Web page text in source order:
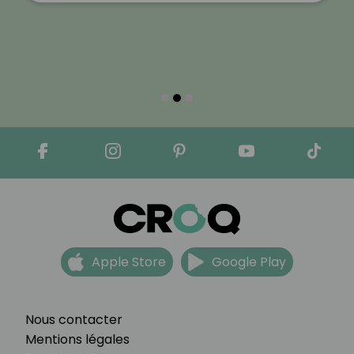
Nous contacter
Mentions légales
Apple Store Google Play